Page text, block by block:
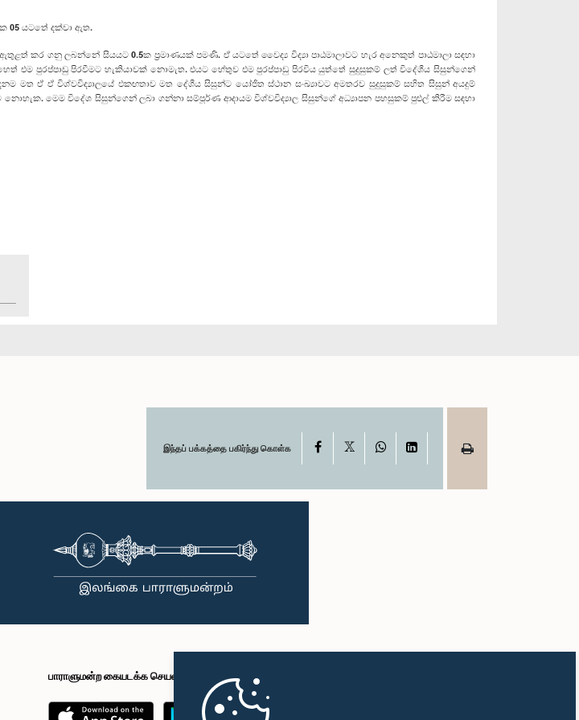
05 යට‍තේ දක්වා ඇත.
ගනු ලබන්නේ සියයට 0.5ක ප්‍රමාණයක් පමණි. ඒ යටතේ වෛද්‍ය විද්‍යා පාඨමාලාවට හැර අනෙකුත් පාඨමාලා සඳහා
එම පුරප්පාඩු පිරවීමට හැකියාවක් නොමැත. එයට හේතුව එම පුරප්පාඩු පිරවිය යුත්තේ සුදුසුකම් ලත් විදේශීය සිසුන්ගෙන්
මත ඒ ඒ විශ්වවිද්‍යාලයේ එකඟතාව මත දේශීය සිසුන්ට යෝජිත ස්ථාන සංඛ්‍යාවට අමතරව සුදුසුකම් සහිත සිසුන් අයදුම්
මෙම විදේශ සිසුන්ගෙන් ලබා ගන්නා සම්පූර්ණ ආදායම විශ්වවිද්‍යාල සිසුන්ගේ අධ්‍යාපන පහසුකම් පුළුල් කිරීම සඳහා
இந்தப் பக்கத்தை பகிர்ந்து கொள்க Facebook WhatsAppLinkedIn
பாராளுமன்ற கையடக்க செயலி